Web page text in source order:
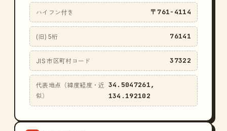
ハイフン付き 〒761-4114
(旧) 5桁 76141
JIS 市区町村コード 37322
代表地点（緯度経度・近
似）
34.5047261,
134.192102